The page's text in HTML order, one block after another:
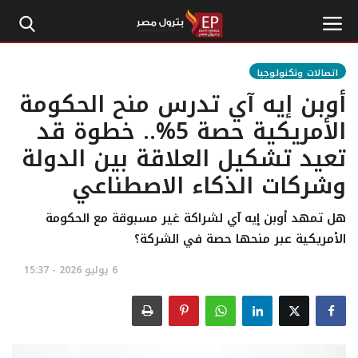
الرئيسية
إتصل بنا
بترول
أخبار مصر
طاقة
اتصالات وتكنولوجيا
أوبن إيه آي تدرس منح الحكومة
الأمريكية حصة 5%.. خطوة قد
تعيد تشكيل العلاقة بين الدولة
وشركات الذكاء الاصطناعي
هل تمهد أوبن إيه آي لشراكة غير مسبوقة مع الحكومة
الأمريكية عبر منحها حصة في الشركة؟
6 يوليو 2026 - 15:37